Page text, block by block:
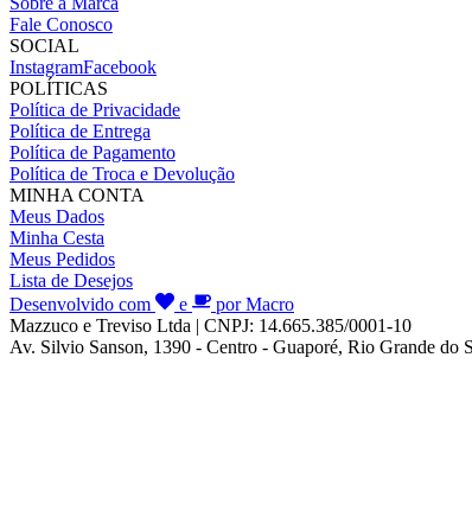
Fale Conosco
SOCIAL
InstagramFacebook
POLÍTICAS
Política de Privacidade
Política de Entrega
Política de Pagamento
Política de Troca e Devolução
MINHA CONTA
Meus Dados
Minha Cesta
Meus Pedidos
Lista de Desejos
Desenvolvido com
e
por Macro
Mazzuco e Treviso Ltda | CNPJ: 14.665.385/0001-10
Av. Silvio Sanson, 1390 - Centro - Guaporé, Rio Grande do